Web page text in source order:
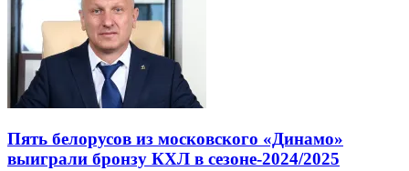
Пять белорусов из московского «Динамо»
выиграли бронзу КХЛ в сезоне-2024/2025